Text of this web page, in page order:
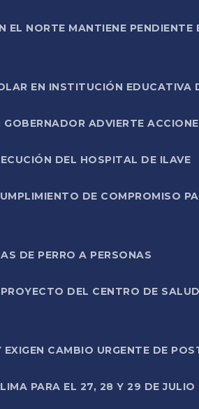
EL NORTE MANTIENE
EN INSTITUCIÓN EDUCATIVA
ADVIERTE
DEL HOSPITAL DE ILAVE
DE COMPROMISO
DE PERRO A PERSONAS
DEL CENTRO DE
CAMBIO URGENTE DE
PARA EL 27, 28 Y 29 DE JULIO